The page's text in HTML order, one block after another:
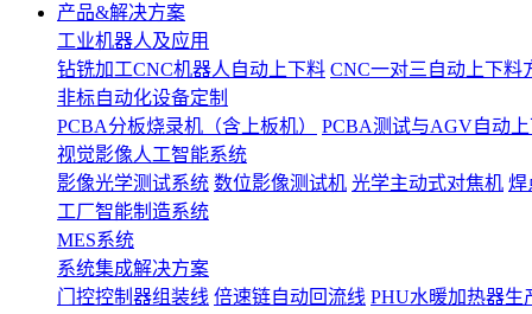
产品&解决方案
工业机器人及应用
钻铣加工CNC机器人自动上下料 CNC一对三自动上下料
非标自动化设备定制
PCBA分板烧录机（含上板机）
PCBA测试与AGV自动
视觉影像人工智能系统
影像光学测试系统 数位影像测试机 光学主动式对焦机 焊
工厂智能制造系统
MES系统
系统集成解决方案
门控控制器组装线 倍速链自动回流线 PHU水暖加热器生